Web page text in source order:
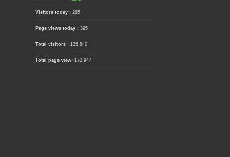
Visitors today : 285
Page views today : 395
Total visitors : 135,840
Total page view: 173,947